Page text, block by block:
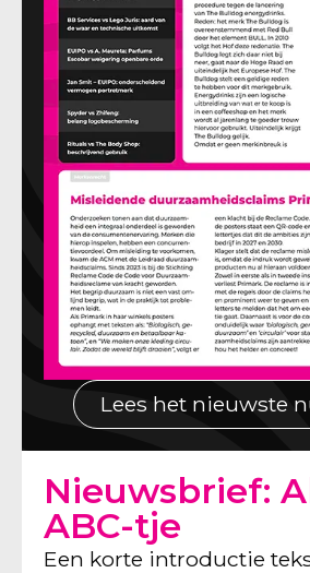
Lees het nieuwste
Nieuwsbrief:
ABC-tje
Een korte introductie